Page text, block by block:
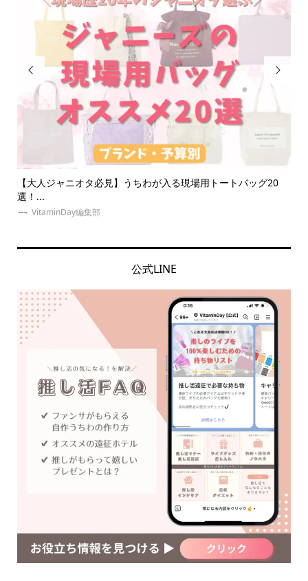

ッグ20
【体験談】夜行バスで遠征！快適高速バスVIPライナーっ
VitaminDay編集部

公式LINE